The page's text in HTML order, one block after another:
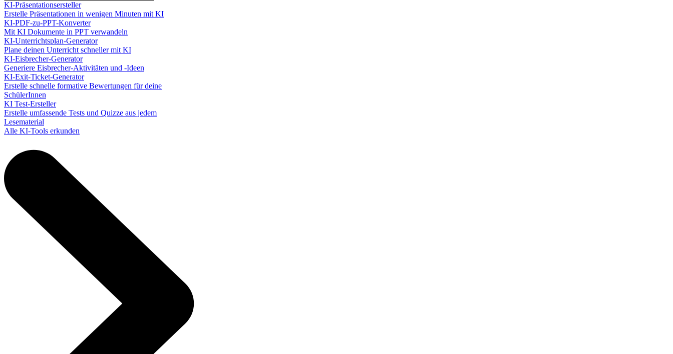
KI-Präsentationsersteller
Erstelle Präsentationen in wenigen Minuten mit KI
KI-PDF-zu-PPT-Konverter
Mit KI Dokumente in PPT verwandeln
KI-Unterrichtsplan-Generator
Plane deinen Unterricht schneller mit KI
KI-Eisbrecher-Generator
Generiere Eisbrecher-Aktivitäten und -Ideen
KI-Exit-Ticket-Generator
Erstelle schnelle formative Bewertungen für deine
SchülerInnen
KI Test-Ersteller
Erstelle umfassende Tests und Quizze aus jedem
Lesematerial
Alle KI-Tools erkunden